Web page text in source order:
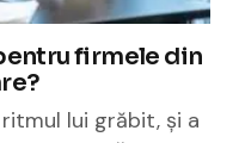
firmele din
lui grăbit, și a